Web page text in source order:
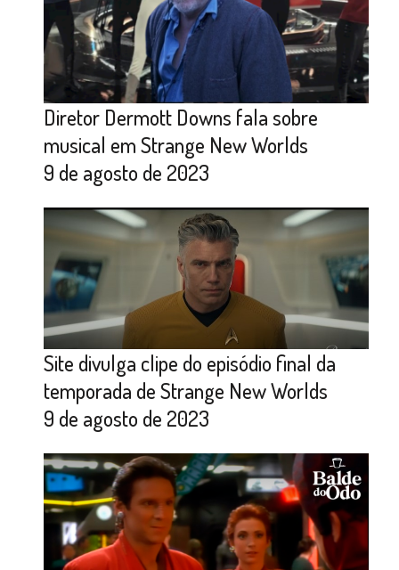
Diretor Dermott Downs fala sobre
musical em Strange New Worlds
9 de agosto de 2023
Site divulga clipe do episódio final da
temporada de Strange New Worlds
9 de agosto de 2023